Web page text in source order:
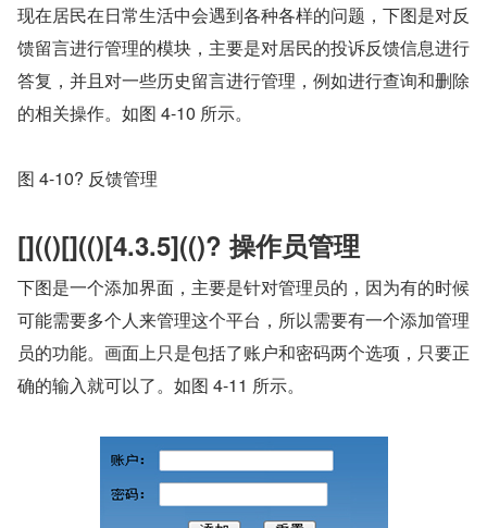
现在居民在日常生活中会遇到各种各样的问题，下图是对反
馈留言进行管理的模块，主要是对居民的投诉反馈信息进行
答复，并且对一些历史留言进行管理，例如进行查询和删除
的相关操作。如图 4-10 所示。
图 4-10? 反馈管理
[](()[](()[4.3.5](()? 操作员管理
下图是一个添加界面，主要是针对管理员的，因为有的时候
可能需要多个人来管理这个平台，所以需要有一个添加管理
员的功能。画面上只是包括了账户和密码两个选项，只要正
确的输入就可以了。如图 4-11 所示。